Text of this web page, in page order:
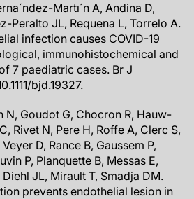
Martı´n A, Andina D,
Peralto JL, Requena L, Torrelo A.
infection causes COVID-19
immunohistochemical and
7 paediatric cases. Br J
bjd.19327.
N, Goudot G, Chocron R, Hauw-
Rivet N, Pere H, Roffe A, Clerc S,
D, Rance B, Gaussem P,
P, Planquette B, Messas E,
JL, Mirault T, Smadja DM.
prevents endothelial lesion in